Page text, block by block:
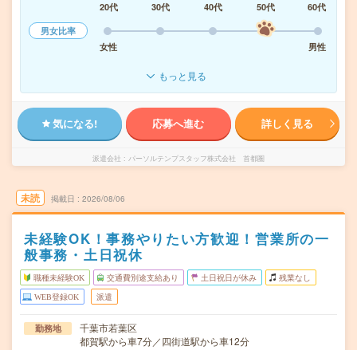
20代
30代 40代 50代
60代
男女比率
女性
男性
もっと見る
気になる! 応募へ進む 詳しく見る
派遣会社 パーソルテンプスタッフ株式会社 首都圏
未読 掲載日 2026/08/06
未経験OK！事務やりたい方歓迎！営業所の一
般事務・土日祝休
職種未経験OK 交通費別途支給あり 土日祝日が休み 残業なし
WEB登録OK 派遣
勤務地
千葉市若葉区
都賀駅から車7分／四街道駅から車12分